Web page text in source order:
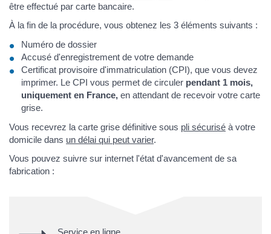
être effectué par carte bancaire.
À la fin de la procédure, vous obtenez les 3 éléments suivants :
Numéro de dossier
Accusé d'enregistrement de votre demande
Certificat provisoire d'immatriculation (CPI), que vous devez
imprimer. Le CPI vous permet de circuler pendant 1 mois,
uniquement en France, en attendant de recevoir votre carte
grise.
Vous recevrez la carte grise définitive sous pli sécurisé à votre
domicile dans un délai qui peut varier.
Vous pouvez suivre sur internet l'état d'avancement de sa
fabrication :